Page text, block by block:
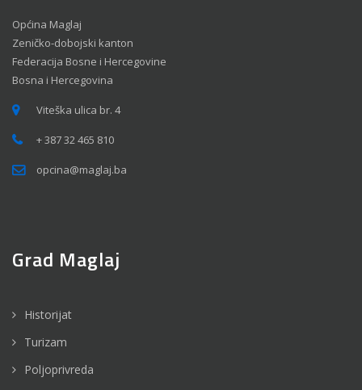
Općina Maglaj
Zeničko-dobojski kanton
Federacija Bosne i Hercegovine
Bosna i Hercegovina
Viteška ulica br. 4
+ 387 32 465 810
opcina@maglaj.ba
Grad Maglaj
Historijat
Turizam
Poljoprivreda